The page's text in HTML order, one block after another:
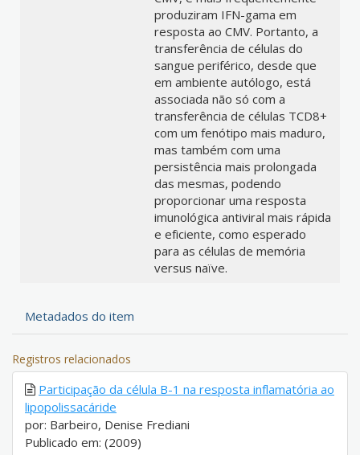
produziram IFN-gama em
resposta ao CMV. Portanto, a
transferência de células do
sangue periférico, desde que
em ambiente autólogo, está
associada não só com a
transferência de células TCD8+
com um fenótipo mais maduro,
mas também com uma
persistência mais prolongada
das mesmas, podendo
proporcionar uma resposta
imunológica antiviral mais rápida
e eficiente, como esperado
para as células de memória
versus naïve.
Metadados do item
Registros relacionados
Participação da célula B-1 na resposta inflamatória ao
lipopolissacáride
por: Barbeiro, Denise Frediani
Publicado em: (2009)